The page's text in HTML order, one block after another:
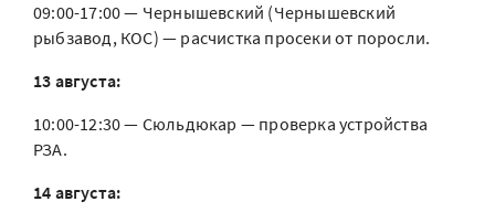
09:00-17:00 — Чернышевский (Чернышевский
рыбзавод, КОС) — расчистка просеки от поросли.
13 августа:
10:00-12:30 — Сюльдюкар — проверка устройства
РЗА.
14 августа: